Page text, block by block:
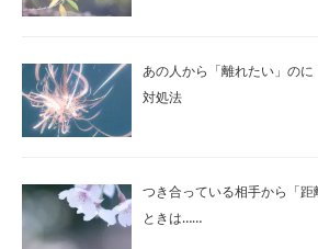
あの人から「離れたい」の
対処法
つき合っている相手から「
ときは……